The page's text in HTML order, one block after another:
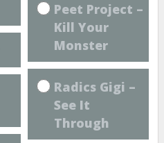
Peet Project –
Kill Your
Monster
Radics Gigi –
See It
Through